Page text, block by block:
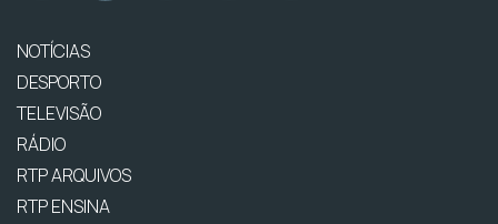
NOTÍCIAS
DESPORTO
TELEVISÃO
RÁDIO
RTP ARQUIVOS
RTP ENSINA